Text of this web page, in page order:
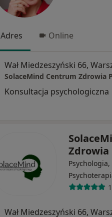
Adres Online
Wał Miedzeszyński 66,
SolaceMind Centrum Zdrowia
Konsultacja psychologiczna
Zdrowia
Wał Miedzeszyński 66,